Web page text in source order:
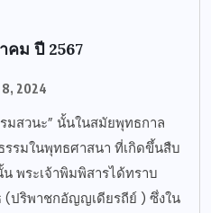
คม ปี 2567
8, 2024
มสวนะ” นั้นในสมัยพุทธกาล
รมในพุทธศาสนา ที่เกิดขึ้นสืบ
พระเจ้าพิมพิสารได้ทราบ
(ปริพาชกอัญญเดียรถีย์ ) ซึ่งใน